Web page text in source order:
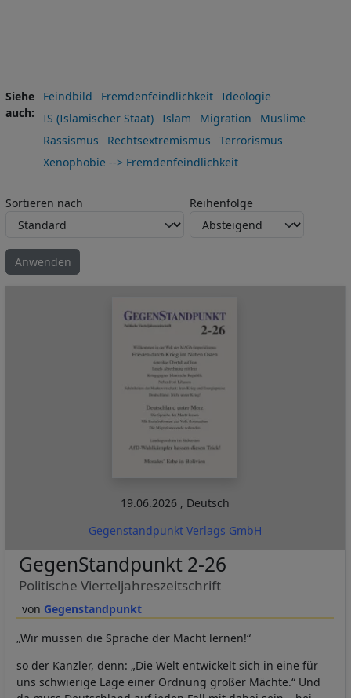
Siehe
auch
Feindbild Fremdenfeindlichkeit
Ideologie
IS (Islamischer Staat)
Islam Migration
Muslime
Rassismus
Rechtsextremismus
Terrorismus
Xenophobie --> Fremdenfeindlichkeit
Sortieren nach Reihenfolge
19.06.2026 , Deutsch
Gegenstandpunkt Verlags GmbH
Gegenstandpunkt
GegenStandpunkt 2-26
Politische Vierteljahreszeitschrift
„Wir müssen die Sprache der Macht lernen!“
so der Kanzler, denn: „Die Welt entwickelt sich in eine für
uns schwierige Lage einer Ordnung großer Mächte.“ Und